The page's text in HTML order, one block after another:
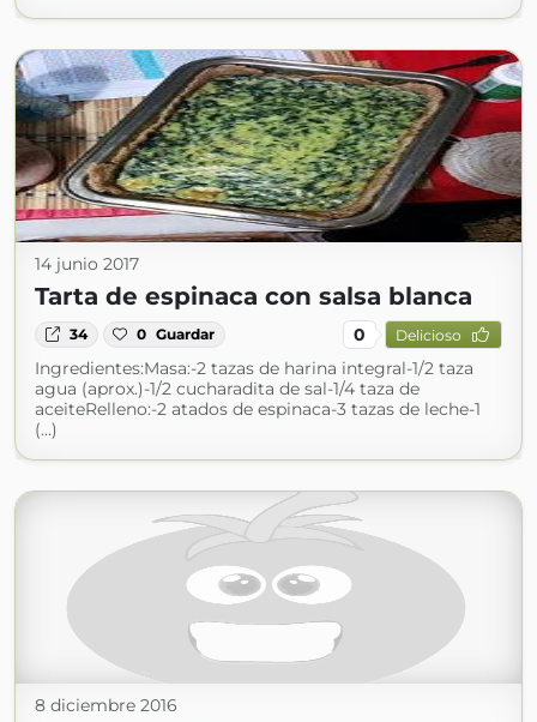
14 junio 2017
Tarta de espinaca con salsa blanca
34 0 Guardar 0 Delicioso
Ingredientes:Masa:-2 tazas de harina integral-1/2 taza
agua (aprox.)-1/2 cucharadita de sal-1/4 taza de
aceiteRelleno:-2 atados de espinaca-3 tazas de leche-1
(...)
8 diciembre 2016